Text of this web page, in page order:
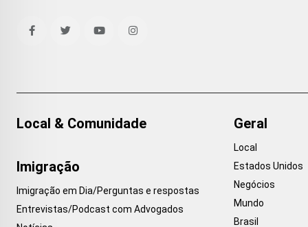
Local & Comunidade
Imigração
Imigração em Dia/Perguntas e respostas
Entrevistas/Podcast com Advogados
Geral
Local
Estados Unidos
Negócios
Mundo
Brasil